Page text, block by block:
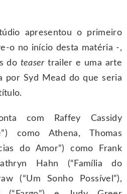
apresentou o primeiro
o no início desta matéria -,
do teasertrailer e uma arte
por Syd Mead do que seria
com Raffey Cassidy
como Athena, Thomas
do Amor”) como Frank
Hahn (“Família do
(“Um Sonho Possível”),